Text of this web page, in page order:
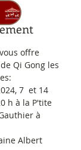
offre
Qi Gong les
7  et 14
h à la P'tite
à
Albert